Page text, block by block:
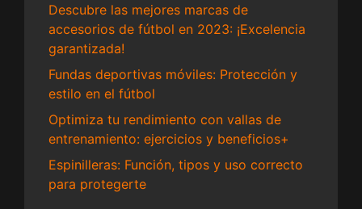
Descubre las mejores marcas de
accesorios de fútbol en 2023: ¡Excelencia
garantizada!
Fundas deportivas móviles: Protección y
estilo en el fútbol
Optimiza tu rendimiento con vallas de
entrenamiento: ejercicios y beneficios+
Espinilleras: Función, tipos y uso correcto
para protegerte